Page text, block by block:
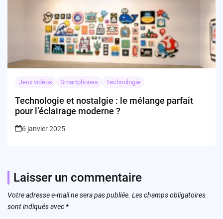
Jeux vidéos Smartphones Technologie
Technologie et nostalgie : le mélange parfait
pour l’éclairage moderne ?
6 janvier 2025
Laisser un commentaire
Votre adresse e-mail ne sera pas publiée. Les champs obligatoires
sont indiqués avec *